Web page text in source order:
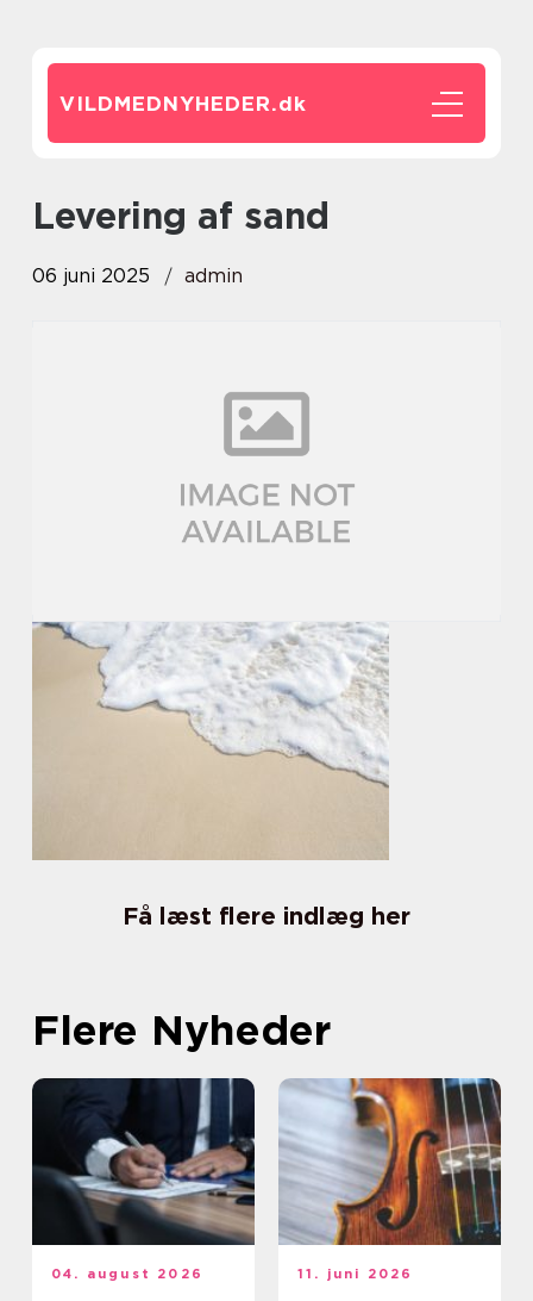
VILDMEDNYHEDER.dk
Levering af sand
06 juni 2025 admin
Få læst flere indlæg her
Flere Nyheder
04. august 2026 11. juni 2026